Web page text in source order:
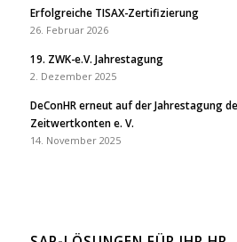
Erfolgreiche TISAX-Zertifizierung
26. Februar 2026
19. ZWK-e.V. Jahrestagung
2. Dezember 2025
DeConHR erneut auf der Jahrestagung
Zeitwertkonten e. V.
14. November 2025